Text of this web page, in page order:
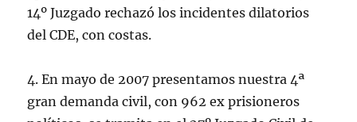
14º Juzgado rechazó los incidentes dilatorios
del CDE, con costas.
4. En mayo de 2007 presentamos nuestra 4ª
gran demanda civil, con 962 ex prisioneros